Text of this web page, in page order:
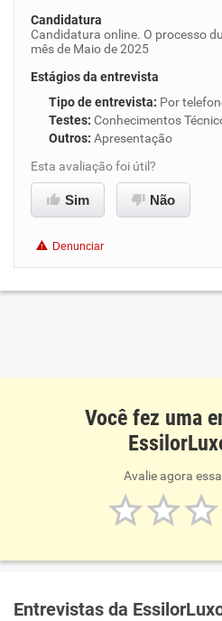
Candidatura
Candidatura online. O processo
mês de Maio de 2025
Estágios da entrevista
Tipo de entrevista: Por
Testes: Conhecimentos
Outros: Apresentação
Esta avaliação foi útil?
Sim Não
Denunciar
Você fez uma
Avalie agora
Entrevistas da